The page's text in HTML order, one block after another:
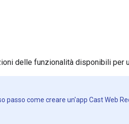
delle funzionalità disponibili per
passo come creare un'app Cast Web